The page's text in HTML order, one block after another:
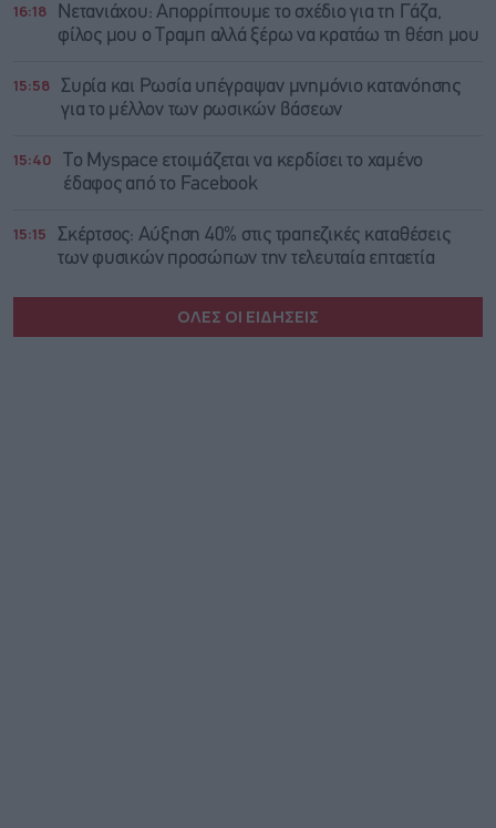
16:18
Νετανιάχου: Απορρίπτουμε το σχέδιο για τη Γάζα,
φίλος μου ο Τραμπ αλλά ξέρω να κρατάω τη θέση μου
15:58
Συρία και Ρωσία υπέγραψαν μνημόνιο κατανόησης
για το μέλλον των ρωσικών βάσεων
15:40
Το Myspace ετοιμάζεται να κερδίσει το χαμένο
έδαφος από το Facebook
15:15
Σκέρτσος: Αύξηση 40% στις τραπεζικές καταθέσεις
των φυσικών προσώπων την τελευταία επταετία
ΟΛΕΣ ΟΙ ΕΙΔΗΣΕΙΣ